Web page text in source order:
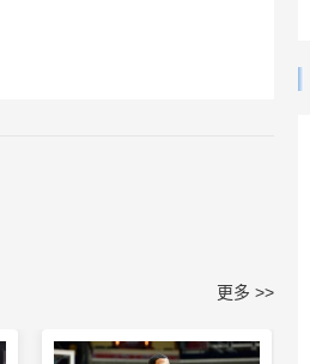
更多 >>